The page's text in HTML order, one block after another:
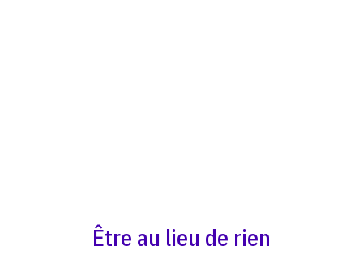
Être au lieu de rien